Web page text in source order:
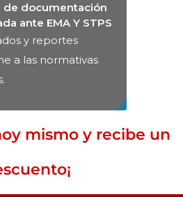
de documentación
ante EMA Y STPS
y reportes
a las normativas
mismo y recibe un